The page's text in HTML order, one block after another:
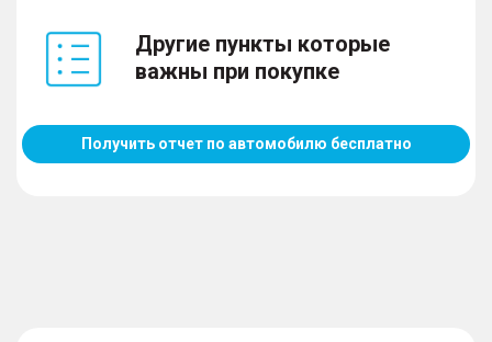
Другие пункты которые
важны при покупке
Получить отчет по автомобилю бесплатно